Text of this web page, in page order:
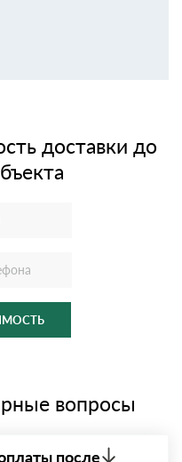
доставки до
вопросы
после